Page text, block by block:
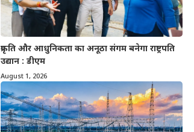
प्रकृति और आधुनिकता का अनूठा संगम बनेगा राष्ट्रपति
उद्यान : डीएम
August 1, 2026